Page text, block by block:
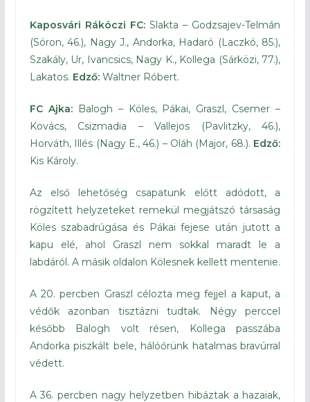
Kaposvári Rákóczi FC:Slakta – Godzsajev-Telmán
(Sóron, 46.), Nagy J., Andorka, Hadaró (Laczkó, 85.),
Szakály, Ur, Ivancsics, Nagy K., Kollega (Sárközi, 77.),
Lakatos. Edző:Waltner Róbert.
FC Ajka:Balogh – Köles, Pákai, Graszl, Csemer –
Kovács, Csizmadia – Vallejos (Pavlitzky, 46.),
Horváth, Illés (Nagy E., 46.) – Oláh (Major, 68.). Edző:
Kis Károly.
Az első lehetőség csapatunk előtt adódott, a
rögzített helyzeteket remekül megjátszó társaság
Köles szabadrúgása és Pákai fejese után jutott a
kapu elé, ahol Graszl nem sokkal maradt le a
labdáról. A másik oldalon Kölesnek kellett mentenie.
A 20. percben Graszl célozta meg fejjel a kaput, a
védők azonban tisztázni tudtak. Négy perccel
később Balogh volt résen, Kollega passzába
Andorka piszkált bele, hálóőrünk hatalmas bravúrral
védett.
A 36. percben nagy helyzetben hibáztak a hazaiak,